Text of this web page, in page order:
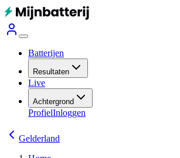
Batterijen
Resultaten
Live
Achtergrond
ProfielInloggen
Gelderland